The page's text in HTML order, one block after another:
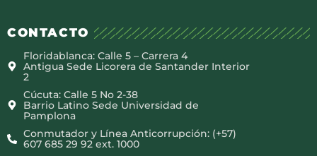
CONTACTO
Floridablanca: Calle 5 – Carrera 4
Antigua Sede Licorera de Santander Interior
2
Cúcuta: Calle 5 No 2-38
Barrio Latino Sede Universidad de
Pamplona
Conmutador y Línea Anticorrupción: (+57)
607 685 29 92 ext. 1000